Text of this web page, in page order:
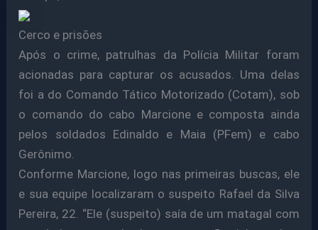
Cerco e prisões
Após o crime, patrulhas da Polícia Militar foram
acionadas para capturar os acusados. Uma delas
foi a do Comando Tático Motorizado (Cotam), sob
o comando do cabo Marcione e composta ainda
pelos soldados Edinaldo e Maia (PFem) e cabo
Gerônimo.
Conforme Marcione, logo nas primeiras buscas, ele
e sua equipe localizaram o suspeito Rafael da Silva
Pereira, 22. “Ele (suspeito) saía de um matagal com